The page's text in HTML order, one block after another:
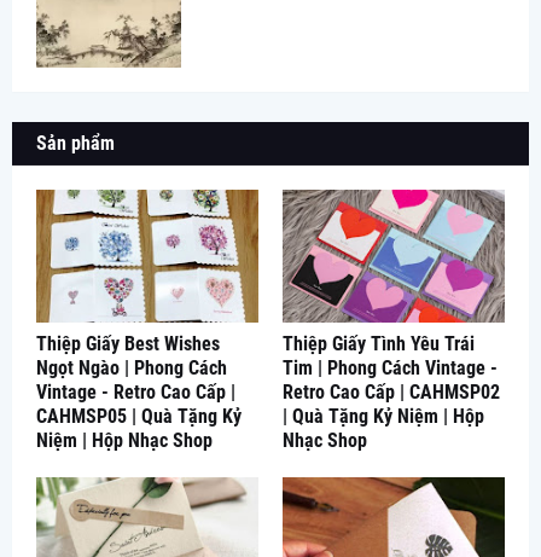
Sản phẩm
Thiệp Giấy Best Wishes
Ngọt Ngào | Phong Cách
Vintage - Retro Cao Cấp |
CAHMSP05 | Quà Tặng Kỷ
Niệm | Hộp Nhạc Shop
Thiệp Giấy Tình Yêu Trái
Tim | Phong Cách Vintage -
Retro Cao Cấp | CAHMSP02
| Quà Tặng Kỷ Niệm | Hộp
Nhạc Shop